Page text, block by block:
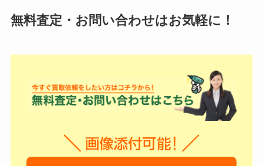
無料査定・お問い合わせはお気軽に！